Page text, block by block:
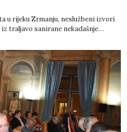
u rijeku Zrmanju, neslužbeni izvori
traljavo sanirane nekadašnje…